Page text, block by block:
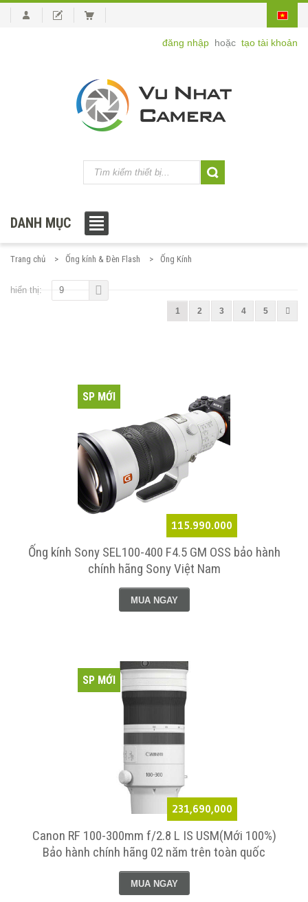
đăng nhập hoặc tạo tài khoản
DANH MỤC
Trang chủ Ống kính & Đèn Flash Ống Kính
1 2 3 4 5
hiển thị: 9
115.990.000
SP MỚI
Ống kính Sony SEL100-400 F4.5 GM OSS bảo hành
chính hãng Sony Việt Nam
MUA NGAY
231,690,000
SP MỚI
Canon RF 100-300mm f/2.8 L IS USM(Mới 100%)
Bảo hành chính hãng 02 năm trên toàn quốc
MUA NGAY